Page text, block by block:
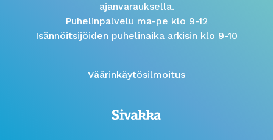
ajanvarauksella.
Puhelinpalvelu ma-pe klo 9-12
Isännöitsijöiden puhelinaika arkisin klo 9-10
Väärinkäytösilmoitus